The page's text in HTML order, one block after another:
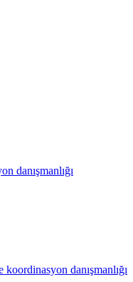
danışmanlığı
danışmanlığı